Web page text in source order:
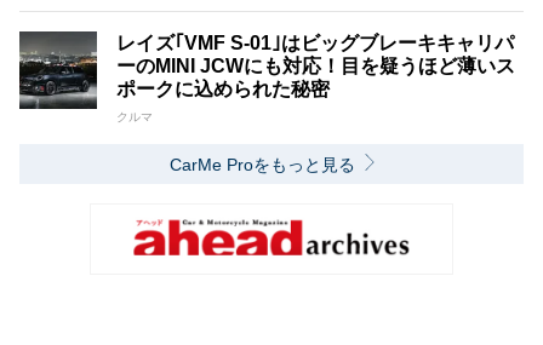
レイズ｢VMF S-01｣はビッグブレーキキャリパ
ーのMINI JCWにも対応！目を疑うほど薄いス
ポークに込められた秘密
クルマ
CarMe Proをもっと見る